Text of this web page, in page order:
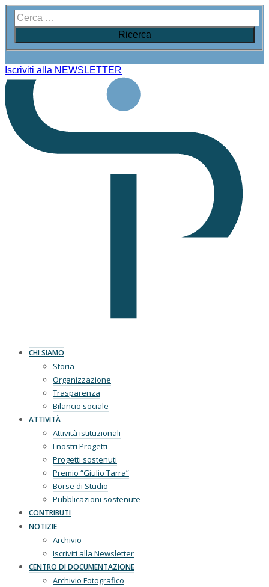
Iscriviti alla NEWSLETTER
CHI SIAMO
Storia
Organizzazione
Trasparenza
Bilancio sociale
ATTIVITÀ
Attività istituzionali
I nostri Progetti
Progetti sostenuti
Premio “Giulio Tarra”
Borse di Studio
Pubblicazioni sostenute
CONTRIBUTI
NOTIZIE
Archivio
Iscriviti alla Newsletter
CENTRO DI DOCUMENTAZIONE
Archivio Fotografico